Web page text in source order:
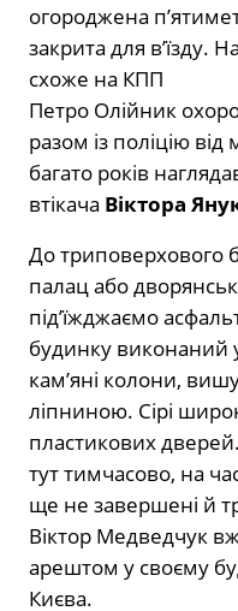
огороджена
закрита для вʼїзду.
схоже на КПП
Петро Олійник
разом із поліцію
багато років
втікача Віктора
До триповерхового
палац або
під’їжджаємо
будинку виконаний
кам’яні колони,
ліпниною. Сірі
пластикових
тут тимчасово, на
ще не завершені й
Віктор Медведчук
арештом у своєму
Києва.